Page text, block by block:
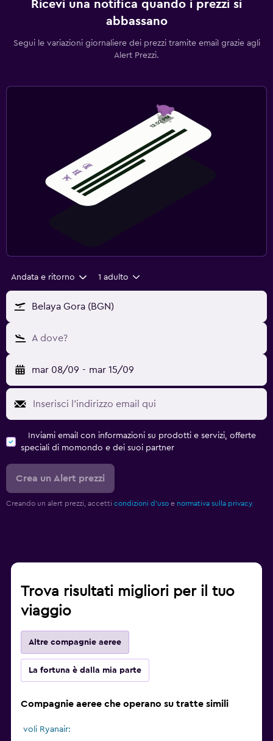
Ricevi una notifica quando i prezzi si
abbassano
Segui le variazioni giornaliere dei prezzi tramite email grazie agli
Alert Prezzi.
Andata e ritorno 1 adulto
Belaya Gora (BGN)
A dove?
mar 08/09 - mar 15/09
Inviami email con informazioni su prodotti e servizi, offerte
speciali di momondo e dei suoi partner
Crea un Alert prezzi
Creando un alert prezzi, accetti condizioni d'uso e normativa sulla privacy.
Trova risultati migliori per il tuo
viaggio
Altre compagnie aeree
La fortuna è dalla mia parte
Compagnie aeree che operano su tratte simili
voli Ryanair: